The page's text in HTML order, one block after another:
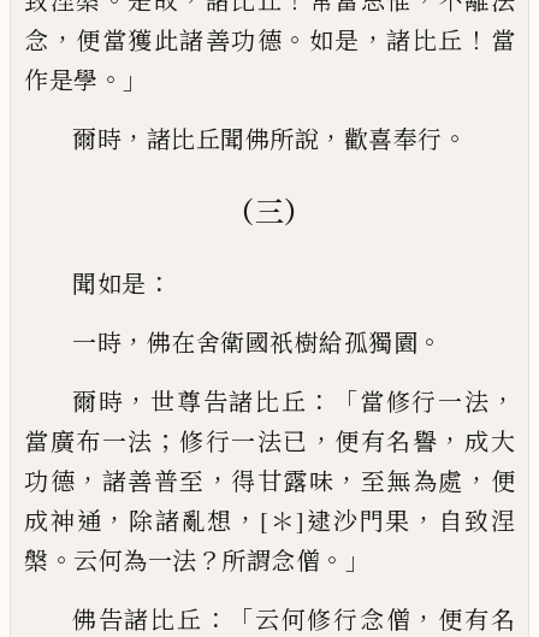
念 ， 便當獲此諸善功德 。 如是 ，諸比丘 ！ 當
作是學 。」
爾時 ， 諸比丘聞佛所說 ， 歡喜奉行 。
（三）
聞如是 ：
一時 ， 佛在舍衛國祇樹給孤獨園 。
爾時 ， 世尊告諸比丘 ：「當修行一法 ，
當廣布一法 ； 修行一法已 ， 便有名譽 ， 成大
功德 ， 諸善普至 ， 得甘露味 ， 至無為處 ， 便
成神通 ， 除諸亂想 ， [＊]逮沙門果 ， 自致涅
槃 。 云何為一法 ？ 所謂念僧 。」
佛告諸比丘 ：「云何修行念僧 ， 便有名